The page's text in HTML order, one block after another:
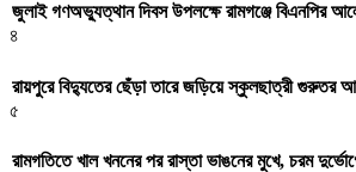
জুলাই গণঅভ্যুত্থান দিবস উপলক্ষে রামগঞ্জে বিএনপির
৪
রায়পুরে বিদ্যুতের ছেঁড়া তারে জড়িয়ে স্কুলছাত্রী গুরুতর
৫
রামগতিতে খাল খননের পর রাস্তা ভাঙনের মুখে, চরম